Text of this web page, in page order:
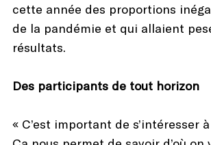
cette année des proportions
de la pandémie et qui allaient
résultats.
Des participants de tout horizon
« C’est important de s’intéresser